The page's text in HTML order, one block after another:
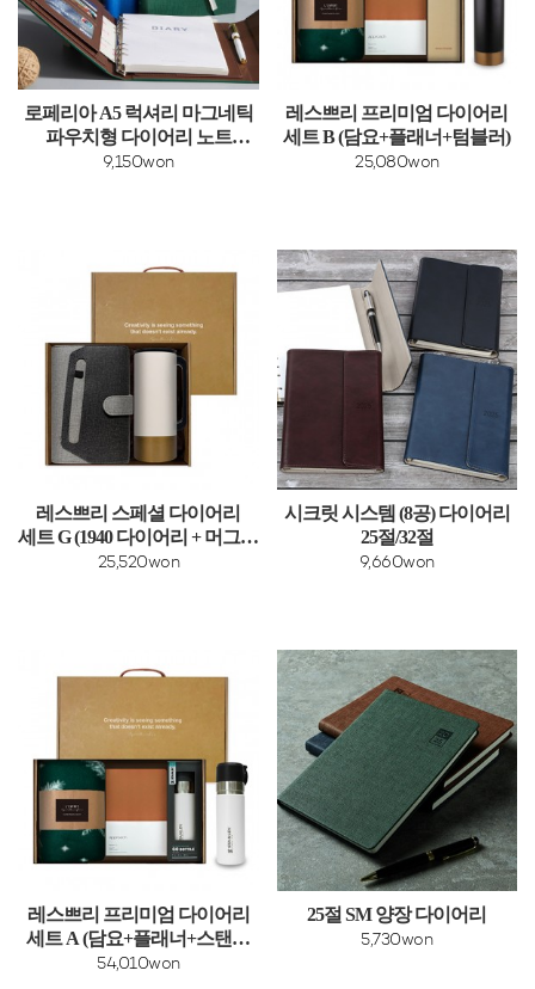
로페리아 A5 럭셔리 마그네틱
파우치형 다이어리 노트
0190129
9,150won
레스쁘리 프리미엄 다이어리
세트 B (담요+플래너+텀블러)
25,080won
레스쁘리 스페셜 다이어리
세트 G (1940 다이어리 + 머그컵
(런던로얄))
25,520won
시크릿 시스템 (8공) 다이어리
25절/32절
9,660won
레스쁘리 프리미엄 다이어리
세트 A (담요+플래너+스탠리
보틀)
54,010won
25절 SM 양장 다이어리
5,730won